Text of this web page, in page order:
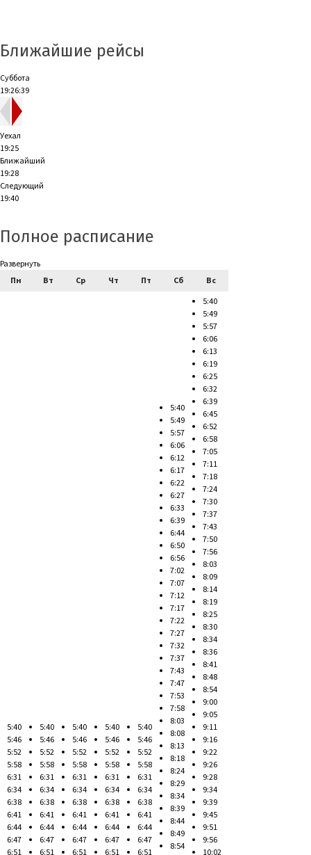
Ближайшие рейсы
Суббота
19:26:40
Уехал
19:25
Ближайший
19:28
Следующий
19:40
Полное расписание
Развернуть
Пн
Вт Ср Чт Пт Сб Вс
5:40
5:46
5:52
5:58
6:31
6:34
6:38
6:41
6:44
6:47
6:51
5:40
5:46
5:52
5:58
6:31
6:34
6:38
6:41
6:44
6:47
6:51
5:40
5:46
5:52
5:58
6:31
6:34
6:38
6:41
6:44
6:47
6:51
5:40
5:46
5:52
5:58
6:31
6:34
6:38
6:41
6:44
6:47
6:51
5:40
5:46
5:52
5:58
6:31
6:34
6:38
6:41
6:44
6:47
6:51
5:40
5:49
5:57
6:06
6:12
6:17
6:22
6:27
6:33
6:39
6:44
6:50
6:56
7:02
7:07
7:12
7:17
7:22
7:27
7:32
7:37
7:43
7:47
7:53
7:58
8:03
8:08
8:13
8:18
8:24
8:29
8:34
8:39
8:44
8:49
8:54
5:40
5:49
5:57
6:06
6:13
6:19
6:25
6:32
6:39
6:45
6:52
6:58
7:05
7:11
7:18
7:24
7:30
7:37
7:43
7:50
7:56
8:03
8:09
8:14
8:19
8:25
8:30
8:34
8:36
8:41
8:48
8:54
9:00
9:05
9:11
9:16
9:22
9:26
9:28
9:34
9:39
9:45
9:51
9:56
10:02